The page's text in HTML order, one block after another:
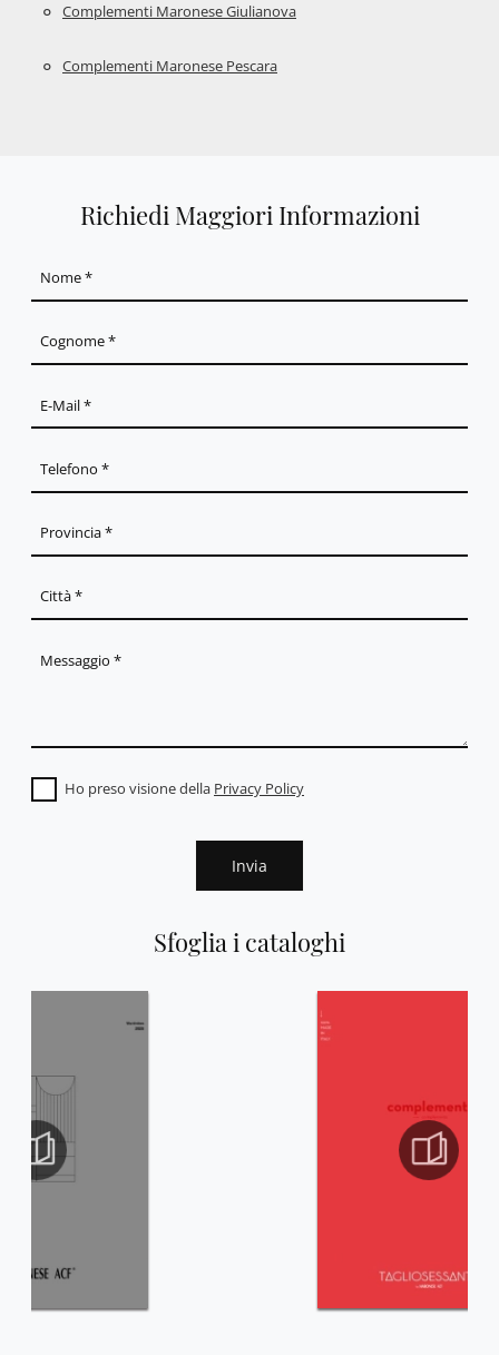
Complementi Maronese Giulianova
Complementi Maronese Pescara
Sfoglia i cataloghi
Richiedi Maggiori Informazioni
Ho preso visione della Privacy Policy
Invia